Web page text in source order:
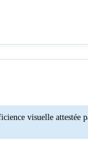
visuelle attestée